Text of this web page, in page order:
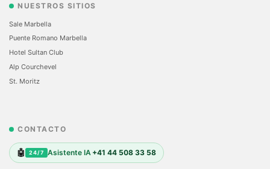
NUESTROS SITIOS
Sale Marbella
Puente Romano Marbella
Hotel Sultan Club
Alp Courchevel
St. Moritz
CONTACTO
🤖 24/7 Asistente IA +41 44 508 33 58